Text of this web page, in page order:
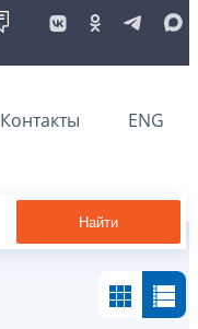
Контакты ENG
Найти